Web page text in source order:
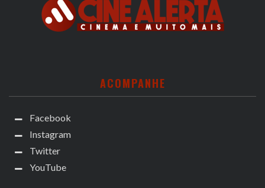
ACOMPANHE
Facebook
Instagram
Twitter
YouTube